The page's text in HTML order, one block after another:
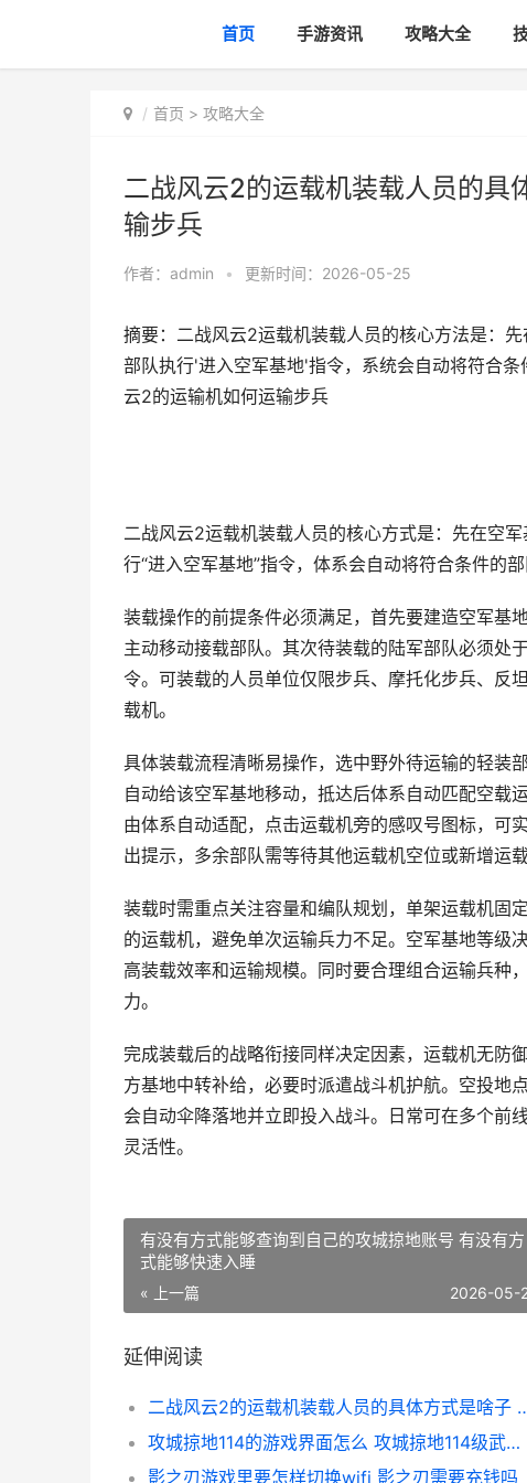
首页 手游资讯 攻略大全
首页 > 攻略大全
二战风云2的运载机装载人员的具
输步兵
作者： admin • 更新时间：2026-05-25
摘要：二战风云2运载机装载人员的核心方法是：
部队执行'进入空军基地'指令，系统会自动将符合
云2的运输机如何运输步兵
二战风云2运载机装载人员的核心方式是：先在空
行“进入空军基地”指令，体系会自动将符合条件的
装载操作的前提条件必须满足，首先要建造空军基
主动移动接载部队。其次待装载的陆军部队必须处
令。可装载的人员单位仅限步兵、摩托化步兵、反
载机。
具体装载流程清晰易操作，选中野外待运输的轻装
自动给该空军基地移动，抵达后体系自动匹配空载
由体系自动适配，点击运载机旁的感叹号图标，可
出提示，多余部队需等待其他运载机空位或新增运载
装载时需重点关注容量和编队规划，单架运载机固
的运载机，避免单次运输兵力不足。空军基地等级
高装载效率和运输规模。同时要合理组合运输兵种
力。
完成装载后的战略衔接同样决定因素，运载机无防
方基地中转补给，必要时派遣战斗机护航。空投地
会自动伞降落地并立即投入战斗。日常可在多个前
灵活性。
有没有方式能够查询到自己的攻城掠地账号 有没有方
式能够快速入睡
« 上一篇 2026-05-
延伸阅读
二战风云2的运载机装载人员的具体
攻城掠地114的游戏界面怎么 攻城掠地114级武将搭配
影之刃游戏里要怎样切换wifi 影之刃需要充钱吗